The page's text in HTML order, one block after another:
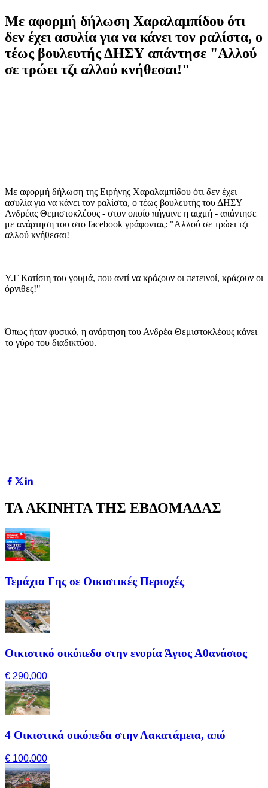
Με αφορμή δήλωση Χαραλαμπίδου ότι
δεν έχει ασυλία για να κάνει τον ραλίστα, ο
τέως βουλευτής ΔΗΣΥ απάντησε "Αλλού
σε τρώει τζι αλλού κνήθεσαι!"
Με αφορμή δήλωση της Ειρήνης Χαραλαμπίδου ότι δεν έχει
ασυλία για να κάνει τον ραλίστα, ο τέως βουλευτής του ΔΗΣΥ
Ανδρέας Θεμιστοκλέους - στον οποίο πήγαινε η αιχμή - απάντησε
με ανάρτηση του στο facebook γράφοντας: "Αλλού σε τρώει τζι
αλλού κνήθεσαι!
Υ.Γ Κατίσιη του γουμά, που αντί να κράζουν οι πετεινοί, κράζουν οι
όρνιθες!"
Όπως ήταν φυσικό, η ανάρτηση του Ανδρέα Θεμιστοκλέους κάνει
το γύρο του διαδικτύου.
ΤΑ ΑΚΙΝΗΤΑ ΤΗΣ ΕΒΔΟΜΑΔΑΣ
Τεμάχια Γης σε Οικιστικές Περιοχές
Οικιστικό οικόπεδο στην ενορία Άγιος Αθανάσιος
€ 290,000
4 Οικιστικά οικόπεδα στην Λακατάμεια, από
€ 100,000